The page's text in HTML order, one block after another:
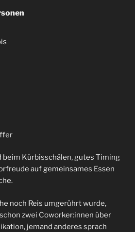
beim Kürbisschälen, gutes Timing
auf gemeinsames Essen
noch Reis umgerührt wurde,
zwei Coworker:innen über
jemand anderes sprach